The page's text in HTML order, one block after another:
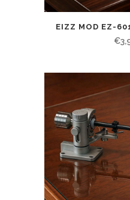
EIZZ MOD EZ-
€